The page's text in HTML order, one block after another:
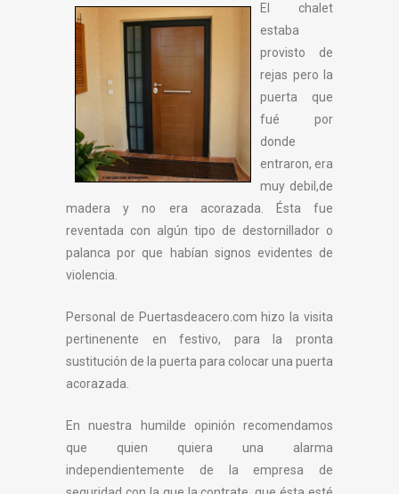
El chalet
estaba
provisto de
rejas pero la
puerta que
fué por
donde
entraron, era
muy debil,de
madera y no era acorazada. Ésta fue
reventada con algún tipo de destornillador o
palanca por que habían signos evidentes de
violencia.
Personal de Puertasdeacero.com hizo la visita
pertinenente en festivo, para la pronta
sustitución de la puerta para colocar una puerta
acorazada.
En nuestra humilde opinión recomendamos
que quien quiera una alarma
independientemente de la empresa de